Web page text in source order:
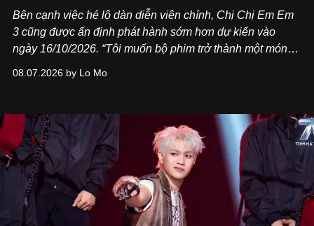
Bên cạnh việc hé lộ dàn diễn viên chính, Chị Chị Em Em
3 cũng được ấn định phát hành sớm hơn dự kiến vào
ngày 16/10/2026. “Tôi muốn bộ phim trở thành một món
Việt Nam”, NSX Will Vũ cho biết.
08.07.2026 by Lo Mo